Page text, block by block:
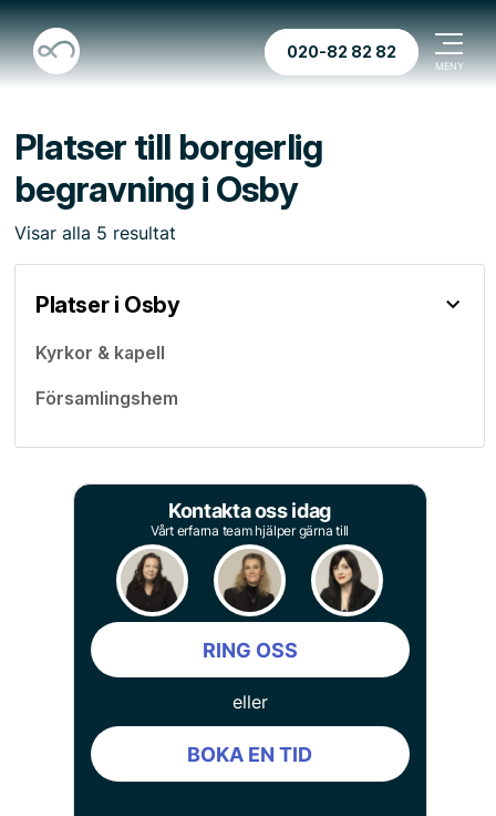
020-82 82 82
Platser till borgerlig
begravning i Osby
Visar alla 5 resultat
Platser i Osby
Kyrkor & kapell
Församlingshem
Kontakta oss idag
Vårt erfarna team hjälper gärna till
RING OSS
eller
BOKA EN TID